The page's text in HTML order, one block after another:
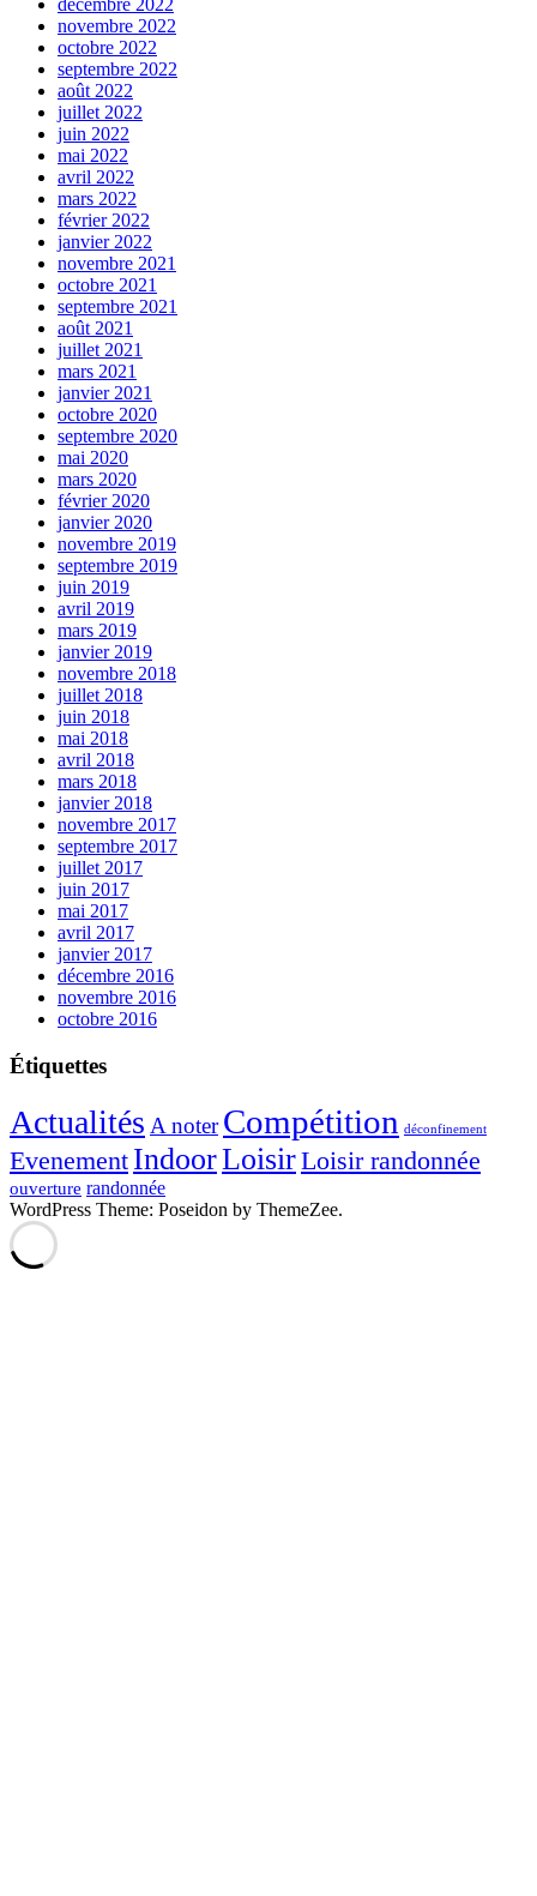
décembre 2022
novembre 2022
octobre 2022
septembre 2022
août 2022
juillet 2022
juin 2022
mai 2022
avril 2022
mars 2022
février 2022
janvier 2022
novembre 2021
octobre 2021
septembre 2021
août 2021
juillet 2021
mars 2021
janvier 2021
octobre 2020
septembre 2020
mai 2020
mars 2020
février 2020
janvier 2020
novembre 2019
septembre 2019
juin 2019
avril 2019
mars 2019
janvier 2019
novembre 2018
juillet 2018
juin 2018
mai 2018
avril 2018
mars 2018
janvier 2018
novembre 2017
septembre 2017
juillet 2017
juin 2017
mai 2017
avril 2017
janvier 2017
décembre 2016
novembre 2016
octobre 2016
Étiquettes
Actualités A noter Compétition déconfinement
Evenement IndoorLoisirLoisir randonnée
ouverture randonnée
WordPress Theme: Poseidon by ThemeZee.